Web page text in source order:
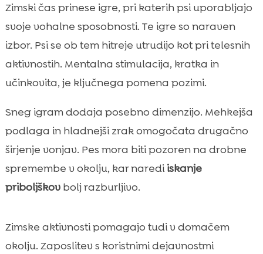
Zimski čas prinese igre, pri katerih psi uporabljajo
svoje vohalne sposobnosti. Te igre so naraven
izbor. Psi se ob tem hitreje utrudijo kot pri telesnih
aktivnostih. Mentalna stimulacija, kratka in
učinkovita, je ključnega pomena pozimi.
Sneg igram dodaja posebno dimenzijo. Mehkejša
podlaga in hladnejši zrak omogočata drugačno
širjenje vonjav. Pes mora biti pozoren na drobne
spremembe v okolju, kar narediiskanje
priboljškovbolj razburljivo.
Zimske aktivnosti pomagajo tudi v domačem
okolju. Zaposlitev s koristnimi dejavnostmi